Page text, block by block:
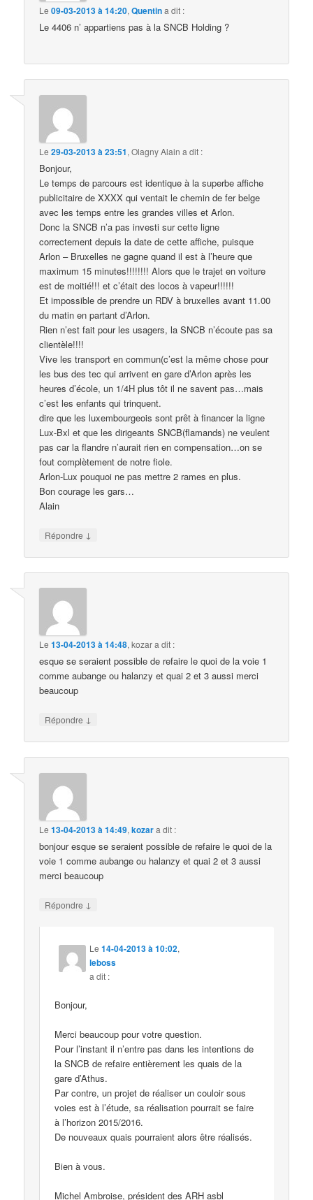
Le09-03-2013 à 14:20,Quentina dit :
Le 4406 n’ appartiens pas à la SNCB Holding ?
Le29-03-2013 à 23:51,Olagny Alain a dit :
Bonjour,
Le temps de parcours est identique à la superbe affiche
publicitaire de XXXX qui ventait le chemin de fer belge
avec les temps entre les grandes villes et Arlon.
Donc la SNCB n’a pas investi sur cette ligne
correctement depuis la date de cette affiche, puisque
Arlon – Bruxelles ne gagne quand il est à l’heure que
maximum 15 minutes!!!!!!!! Alors que le trajet en voiture
est de moitié!!! et c’était des locos à vapeur!!!!!!
Et impossible de prendre un RDV à bruxelles avant 11.00
du matin en partant d’Arlon.
Rien n’est fait pour les usagers, la SNCB n’écoute pas sa
clientèle!!!!
Vive les transport en commun(c’est la même chose pour
les bus des tec qui arrivent en gare d’Arlon après les
heures d’école, un 1/4H plus tôt il ne savent pas…mais
c’est les enfants qui trinquent.
dire que les luxembourgeois sont prêt à financer la ligne
Lux-Bxl et que les dirigeants SNCB(flamands) ne veulent
pas car la flandre n’aurait rien en compensation…on se
fout complètement de notre fiole.
Arlon-Lux pouquoi ne pas mettre 2 rames en plus.
Bon courage les gars…
Alain
Répondre ↓
Le13-04-2013 à 14:48,kozara dit :
esque se seraient possible de refaire le quoi de la voie 1
comme aubange ou halanzy et quai 2 et 3 aussi merci
beaucoup
Répondre ↓
Le13-04-2013 à 14:49,kozara dit :
bonjour esque se seraient possible de refaire le quoi de la
voie 1 comme aubange ou halanzy et quai 2 et 3 aussi
merci beaucoup
Répondre ↓
Le14-04-2013 à 10:02,
leboss
a dit :
Bonjour,
Merci beaucoup pour votre question.
Pour l’instant il n’entre pas dans les intentions de
la SNCB de refaire entièrement les quais de la
gare d’Athus.
Par contre, un projet de réaliser un couloir sous
voies est à l’étude, sa réalisation pourrait se faire
à l’horizon 2015/2016.
De nouveaux quais pourraient alors être réalisés.
Bien à vous.
Michel Ambroise, président des ARH asbl